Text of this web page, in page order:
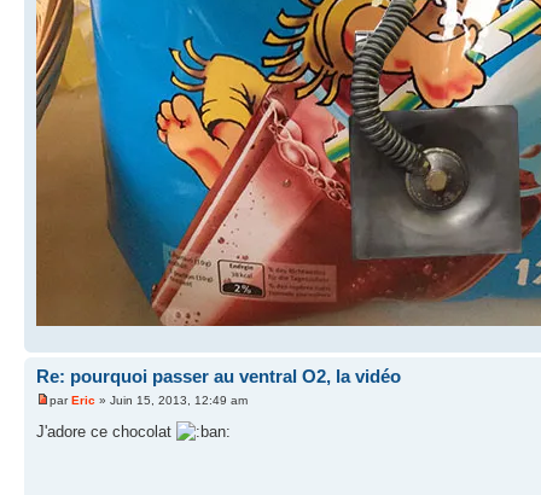
Re: pourquoi passer au ventral O2, la vidéo
parEric » Juin 15, 2013, 12:49 am
J'adore ce chocolat